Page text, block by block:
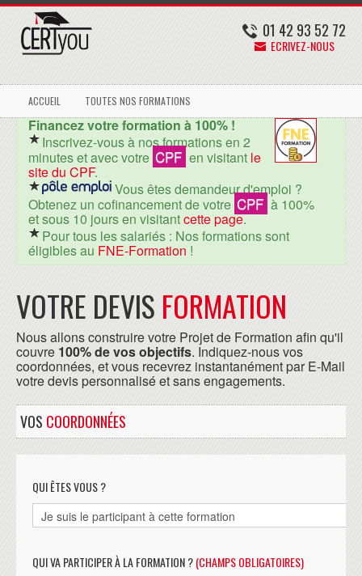
01 42 93 52 72
ECRIVEZ-NOUS
ACCUEIL TOUTES NOS FORMATIONS
Financez votre formation à 100% !
Inscrivez-vous à nos formations en 2
minutes et avec votre CPF en visitant le
site du CPF.
Vous êtes demandeur d'emploi ?
Obtenez un cofinancement de votre CPF à 100%
et sous 10 jours en visitantcette page.
Pour tous les salariés : Nos formations sont
éligibles au FNE-Formation !
VOTRE DEVIS FORMATION
Nous allons construire votre Projet de Formation afin qu'il
couvre 100% de vos objectifs. Indiquez-nous vos
coordonnées, et vous recevrez instantanément par E-Mail
votre devis personnalisé et sans engagements.
VOS COORDONNÉES
QUI ÊTES VOUS ?
QUI VA PARTICIPER À LA FORMATION ?(CHAMPS OBLIGATOIRES)